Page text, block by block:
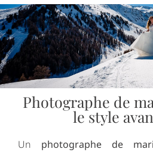
Photographe de
le style
Un photographe de